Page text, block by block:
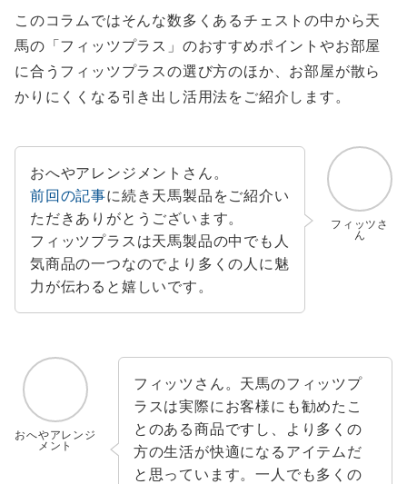
このコラムではそんな数多くあるチェストの中から天
馬の「フィッツプラス」のおすすめポイントやお部屋
に合うフィッツプラスの選び方のほか、お部屋が散ら
かりにくくなる引き出し活用法をご紹介します。
フィッツさ
ん
おへやアレンジメントさん。
前回の記事に続き天馬製品をご紹介い
ただきありがとうございます。
フィッツプラスは天馬製品の中でも人
気商品の一つなのでより多くの人に魅
力が伝わると嬉しいです。
おへやアレンジ
メント
フィッツさん。天馬のフィッツプ
ラスは実際にお客様にも勧めたこ
とのある商品ですし、より多くの
方の生活が快適になるアイテムだ
と思っています。一人でも多くの